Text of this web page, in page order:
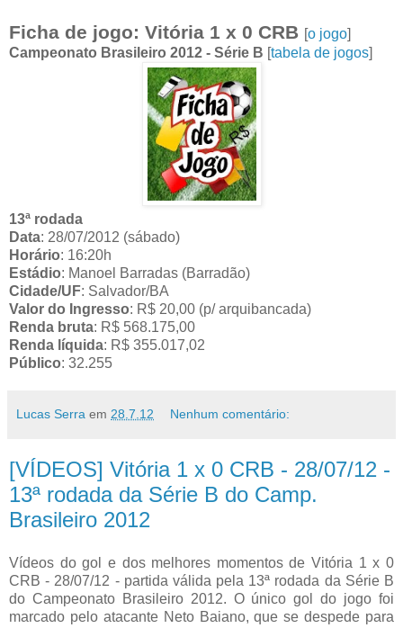
Ficha de jogo: Vitória 1 x 0 CRB [o jogo]
Campeonato Brasileiro 2012 - Série B [tabela de jogos]
13ª rodada
Data: 28/07/2012 (sábado)
Horário: 16:20h
Estádio: Manoel Barradas (Barradão)
Cidade/UF: Salvador/BA
Valor do Ingresso: R$ 20,00 (p/ arquibancada)
Renda bruta: R$ 568.175,00
Renda líquida: R$ 355.017,02
Público: 32.255
Lucas Serra em 28.7.12 Nenhum comentário:
[VÍDEOS] Vitória 1 x 0 CRB - 28/07/12 -
13ª rodada da Série B do Camp.
Brasileiro 2012
Vídeos do gol e dos melhores momentos de Vitória 1 x 0
CRB - 28/07/12 - partida válida pela 13ª rodada da Série B
do Campeonato Brasileiro 2012. O único gol do jogo foi
marcado pelo atacante Neto Baiano, que se despede para